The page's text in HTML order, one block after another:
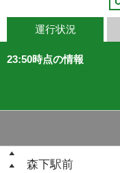
運行状況
23:50時点の情報
森下駅前